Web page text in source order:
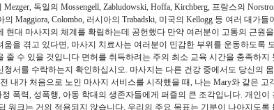
독일의 Mossengell, Zabludowski, Hoffa, Kirchberg, 프랑스의
의 Maggiora, Colombo, 러시아의 Trabadski, 미국의 Kellogg 등 여러 대가
현대 마사지의 체계를 확립하는데 공헌했다 만약 여러분이 고통의 근원
움을 겪고 있다면, 마사지 치료사는 여러분이 민감한 부위를 운동하도록
줄 수 있을 것입니다 면허를 취득하려는 주의 최소 교육 시간을 충족하지
청서를 수락하는지 확인하십시오. 마사지는 다른 건강 중에서도 당신의
내가 처음으로 노인 마사지 서비스를 시작했을 때, 나는 Mary와 같은 고
폭력, 성폭행, 아동 학대의 생존자들에게 퍼즐의 큰 조각입니다. 개인이
워크는 거의 적용되지 않습니다. 우리의 주요 목표는 기분이 나아지도록